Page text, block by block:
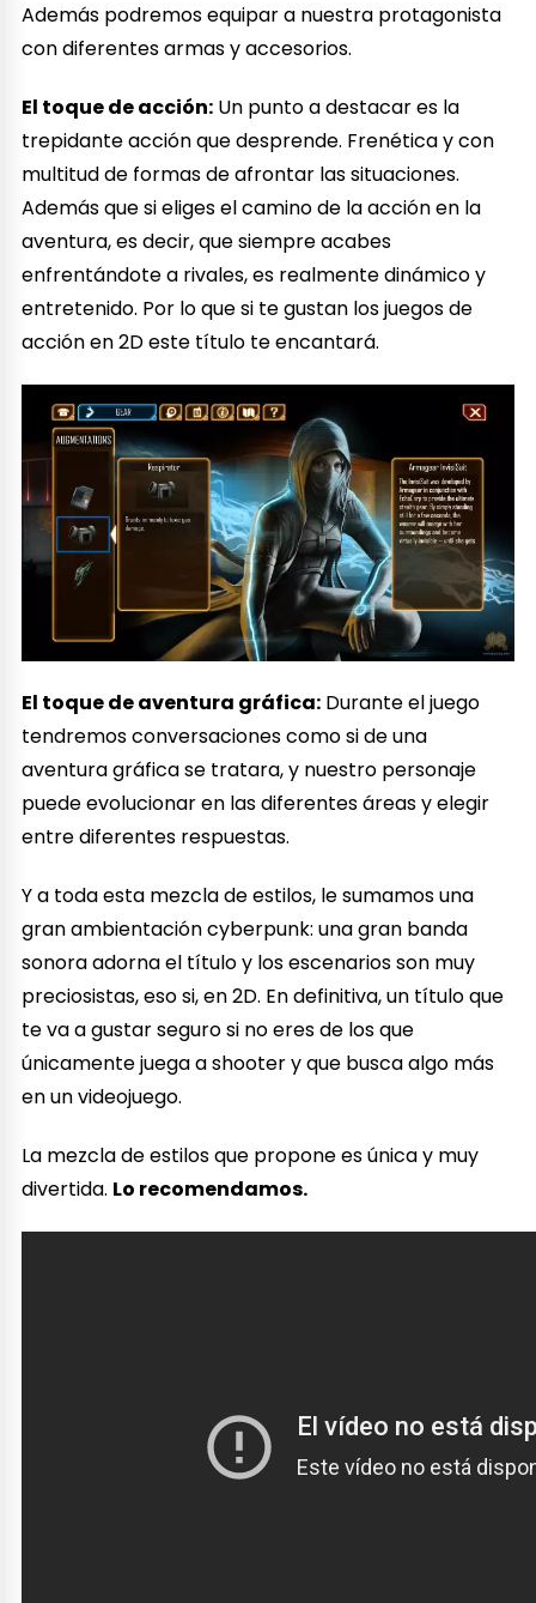
Además podremos equipar a nuestra protagonista
con diferentes armas y accesorios.
El toque de acción: Un punto a destacar es la
trepidante acción que desprende. Frenética y con
multitud de formas de afrontar las situaciones.
Además que si eliges el camino de la acción en la
aventura, es decir, que siempre acabes
enfrentándote a rivales, es realmente dinámico y
entretenido. Por lo que si te gustan los juegos de
acción en 2D este título te encantará.
El toque de aventura gráfica: Durante el juego
tendremos conversaciones como si de una
aventura gráfica se tratara, y nuestro personaje
puede evolucionar en las diferentes áreas y elegir
entre diferentes respuestas.
Y a toda esta mezcla de estilos, le sumamos una
gran ambientación cyberpunk: una gran banda
sonora adorna el título y los escenarios son muy
preciosistas, eso si, en 2D. En definitiva, un título que
te va a gustar seguro si no eres de los que
únicamente juega a shooter y que busca algo más
en un videojuego.
La mezcla de estilos que propone es única y muy
divertida. Lo recomendamos.